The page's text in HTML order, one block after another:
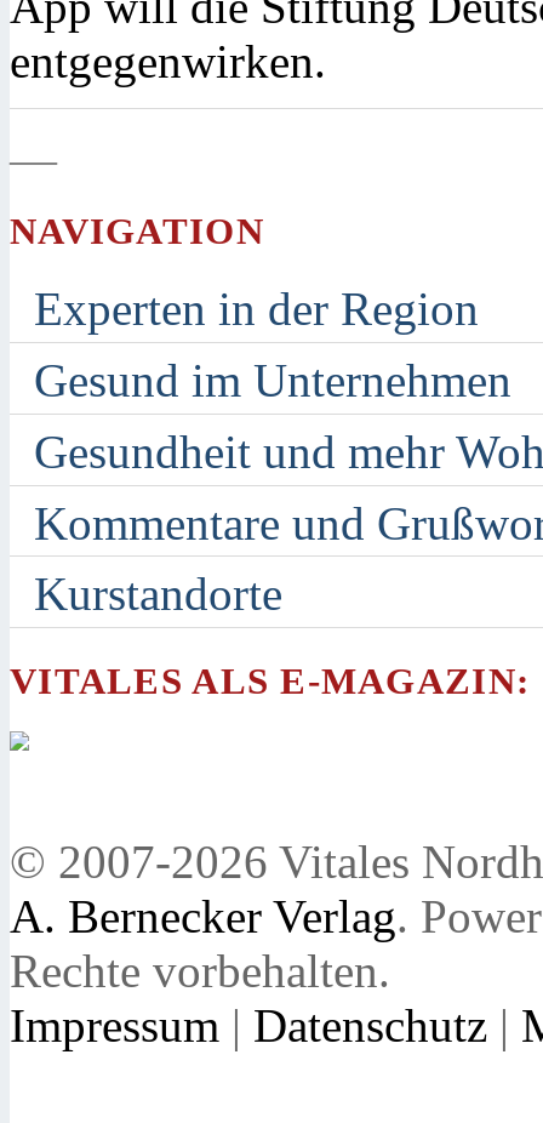
entgegenwirken.
—
NAVIGATION
Experten in der Region
Gesund im Unternehmen
Gesundheit und mehr
Kommentare und
Kurstandorte
VITALES ALS E-MAGAZIN:
© 2007-2026 Vitales
A. Bernecker Verlag.
Rechte vorbehalten.
Impressum | Datenschutz |